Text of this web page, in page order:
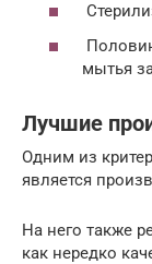
мытья
Лучшие
Одним из
является
На него также
как нередко